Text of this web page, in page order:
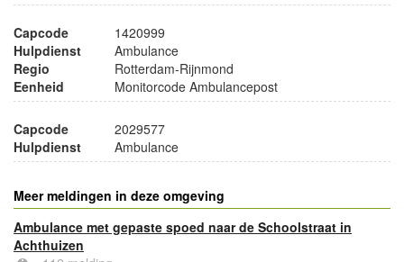
Capcode
1420999
Hulpdienst
Ambulance
Regio
Rotterdam-Rijnmond
Eenheid
Monitorcode Ambulancepost
Capcode
2029577
Hulpdienst
Ambulance
Meer meldingen in deze omgeving
Ambulance met gepaste spoed naar de Schoolstraat in
Achthuizen